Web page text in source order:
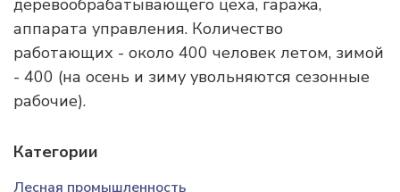
деревообрабатывающего цеха, гаража,
аппарата управления. Количество
работающих - около 400 человек летом, зимой
- 400 (на осень и зиму увольняются сезонные
рабочие).
Категории
Лесная промышленность